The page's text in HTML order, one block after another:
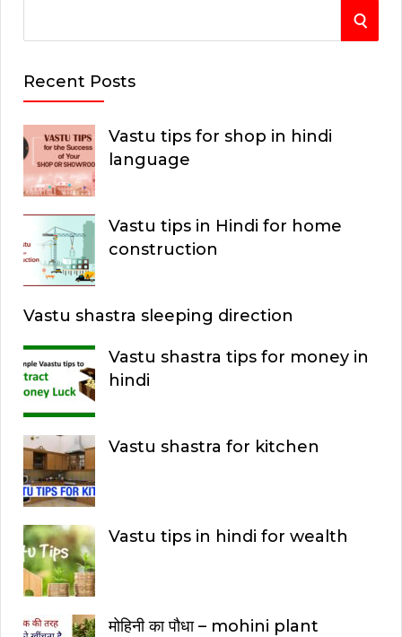
e
r
c
h
f
o
r
S
Recent Posts
Vastu tips for shop in hindi
language
Vastu tips in Hindi for home
construction
Vastu shastra sleeping direction
Vastu shastra tips for money in
hindi
Vastu shastra for kitchen
Vastu tips in hindi for wealth
मोहिनी का पौधा – mohini plant